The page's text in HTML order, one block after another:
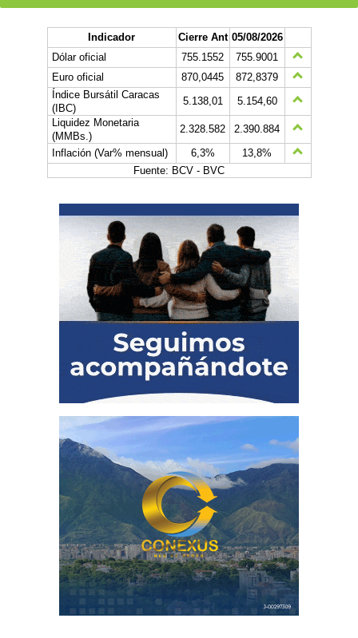
Indicador Cierre Ant 05/08/2026
Dólar oficial
755.1552
755.9001
Euro oficial
870,0445
872,8379
Índice Bursátil Caracas
(IBC)
5.138,01
5.154,60
Liquidez Monetaria
(MMBs.)
2.328.582
2.390.884
Inflación (Var% mensual)
6,3%
13,8%
Fuente: BCV - BVC